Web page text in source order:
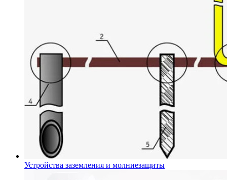
Устройства заземления и молниезащиты